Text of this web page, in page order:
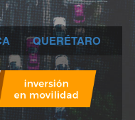
QUERÉTARO